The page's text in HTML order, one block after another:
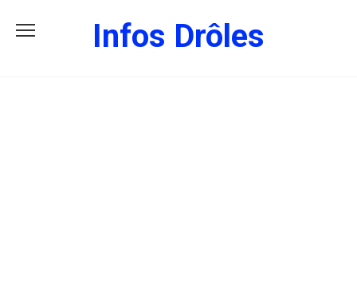
Infos Drôles